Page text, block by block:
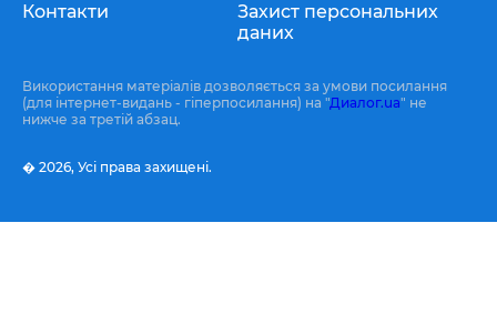
Контакти
Захист персональних
даних
Використання матеріалів дозволяється за умови посилання
(для інтернет-видань - гіперпосилання) на "Диалог.ua" не
нижче за третій абзац.
� 2026, Усі права захищені.